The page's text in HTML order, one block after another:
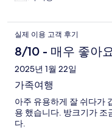
실제 이용 고객 후기
8/10 - 매우 좋아
2025년 1월 22일
가족여행
아주 유용하게 잘 쉬다가
용 했습니다. 방크기가 조
다.